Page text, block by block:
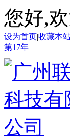
您好,
设为首页|收藏本
第17年